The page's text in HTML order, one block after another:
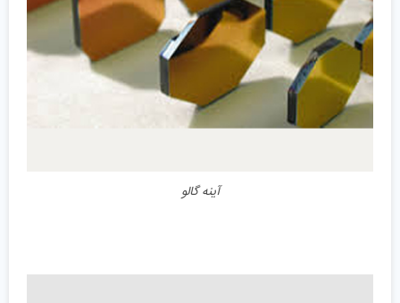
آینه گالو